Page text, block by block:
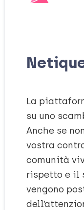
La
su uno
Anche se
vostra
comunità
rispetto e il
vengono